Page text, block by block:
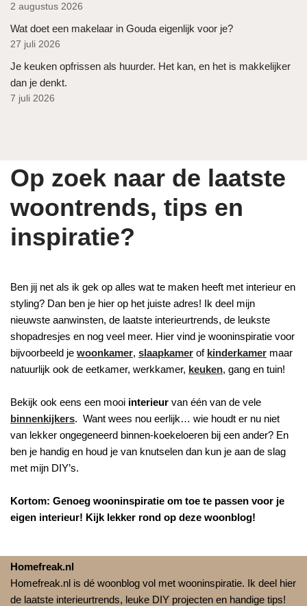
2 augustus 2026
Wat doet een makelaar in Gouda eigenlijk voor je?
27 juli 2026
Je keuken opfrissen als huurder. Het kan, en het is makkelijker
dan je denkt.
7 juli 2026
Op zoek naar de laatste
woontrends, tips en
inspiratie?
Ben jij net als ik gek op alles wat te maken heeft met interieur en
styling? Dan ben je hier op het juiste adres! Ik deel mijn
nieuwste aanwinsten, de laatste interieurtrends, de leukste
shopadresjes en nog veel meer. Hier vind je wooninspiratie voor
bijvoorbeeld je woonkamer, slaapkamer of kinderkamer maar
natuurlijk ook de eetkamer, werkkamer, keuken, gang en tuin!
Bekijk ook eens een mooi interieur van één van de vele
binnenkijkers. Want wees nou eerlijk… wie houdt er nu niet
van lekker ongegeneerd binnen-koekeloeren bij een ander? En
ben je handig en houd je van knutselen dan kun je aan de slag
met mijn DIY’s.
Kortom: Genoeg wooninspiratie om toe te passen voor je
eigen interieur! Kijk lekker rond op deze woonblog!
Homefreak.nl
Homefreak.nl is dé woonblog vol met wooninspiratie. Ik deel hier
de laatste interieurtrends, leuke DIY projecten en handige tips!